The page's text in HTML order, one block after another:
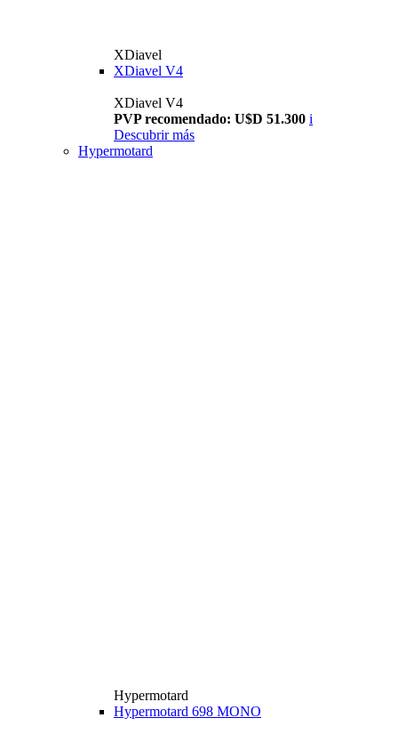
XDiavel
XDiavel V4
XDiavel V4
PVP recomendado: U$D 51.300 i
Descubrir más
Hypermotard
Hypermotard
Hypermotard 698 MONO